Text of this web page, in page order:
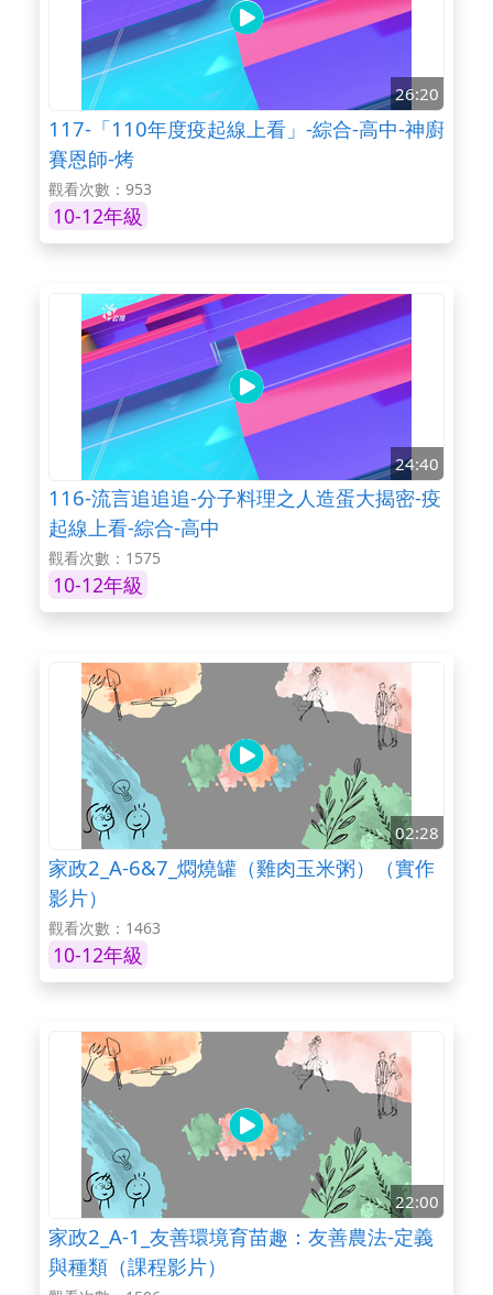
26:20
117-「110年度疫起線上看」-綜合-高中-神廚
賽恩師-烤
觀看次數：953
10-12年級
24:40
116-流言追追追-分子料理之人造蛋大揭密-疫
起線上看-綜合-高中
觀看次數：1575
10-12年級
02:28
家政2_A-6&7_燜燒罐（雞肉玉米粥）（實作
影片）
觀看次數：1463
10-12年級
22:00
家政2_A-1_友善環境育苗趣：友善農法-定義
與種類（課程影片）